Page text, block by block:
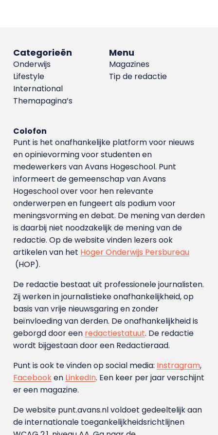
Menu
Magazines
Tip de redactie
Categorieën
Onderwijs
Lifestyle
International
Themapagina’s
Colofon
Punt is het onafhankelijke platform voor nieuws
en opinievorming voor studenten en
medewerkers van Avans Hoge­school. Punt
informeert de gemeenschap van Avans
Hogeschool over voor hen relevante
onderwerpen en fungeert als podium voor
meningsvorming en debat. De mening van derden
is daarbij niet noodzakelijk de mening van de
redactie. Op de website vinden lezers ook
artikelen van het Hoger Onderwijs Persbureau
(HOP).
De redactie bestaat uit professionele journalisten.
Zij werken in journalistieke onafhankelijkheid, op
basis van vrije nieuwsgaring en zonder
beïnvloeding van derden. De onafhankelijkheid is
geborgd door een redactiestatuut. De redactie
wordt bijgestaan door een Redactieraad.
Punt is ook te vinden op social media: Instragram,
Facebooken LinkedIn. Een keer per jaar verschijnt
er een magazine.
De website punt.avans.nl voldoet gedeeltelijk aan
de internationale toegankelijkheidsrichtlijnen